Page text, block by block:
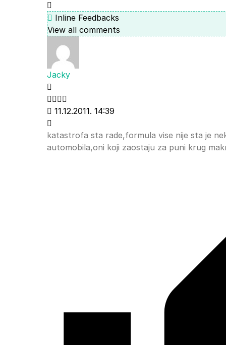
Inline Feedbacks
View all comments
Jacky
11.12.2011. 14:39
katastrofa sta rade,formula vise nije sta je
automobila,oni koji zaostaju za puni krug